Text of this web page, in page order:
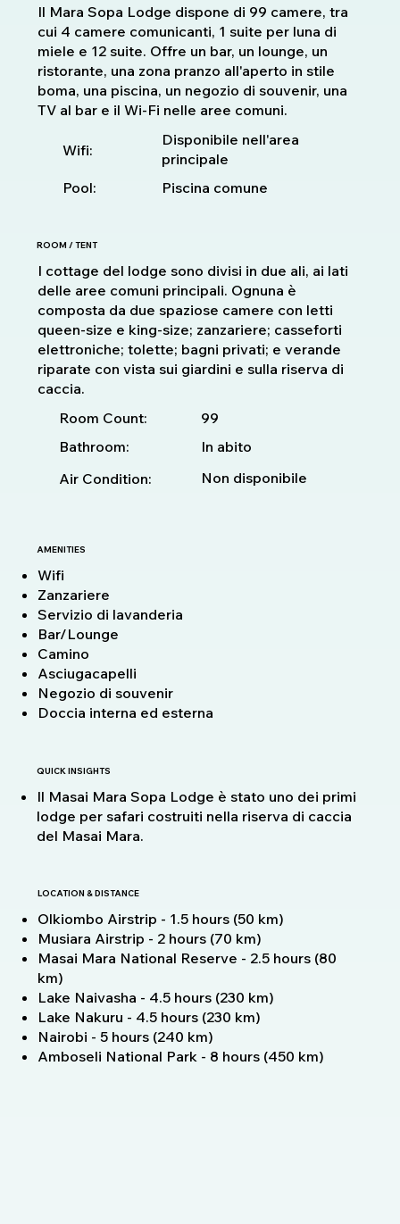
Il Mara Sopa Lodge dispone di 99 camere, tra
cui 4 camere comunicanti, 1 suite per luna di
miele e 12 suite. Offre un bar, un lounge, un
ristorante, una zona pranzo all'aperto in stile
boma, una piscina, un negozio di souvenir, una
TV al bar e il Wi-Fi nelle aree comuni.
Wifi:
Disponibile nell'area
principale
Pool:
Piscina comune
ROOM / TENT
I cottage del lodge sono divisi in due ali, ai lati
delle aree comuni principali. Ognuna è
composta da due spaziose camere con letti
queen-size e king-size; zanzariere; casseforti
elettroniche; tolette; bagni privati; e verande
riparate con vista sui giardini e sulla riserva di
caccia.
Room Count:
99
Bathroom:
In abito
Air Condition:
Non disponibile
AMENITIES
Wifi
Zanzariere
Servizio di lavanderia
Bar/Lounge
Camino
Asciugacapelli
Negozio di souvenir
Doccia interna ed esterna
QUICK INSIGHTS
Il Masai Mara Sopa Lodge è stato uno dei primi
lodge per safari costruiti nella riserva di caccia
del Masai Mara.
LOCATION & DISTANCE
Olkiombo Airstrip - 1.5 hours (50 km)
Musiara Airstrip - 2 hours (70 km)
Masai Mara National Reserve - 2.5 hours (80
km)
Lake Naivasha - 4.5 hours (230 km)
Lake Nakuru - 4.5 hours (230 km)
Nairobi - 5 hours (240 km)
Amboseli National Park - 8 hours (450 km)